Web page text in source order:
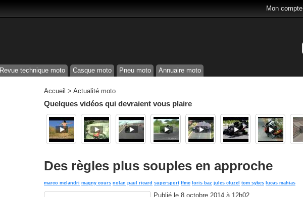
Mon compte
Revue technique moto Casque moto Pneu moto Annuaire moto
Accueil > Actualité moto
Quelques vidéos qui devraient vous plaire
Des règles plus souples en approche
marco melandri magny cours nolan paul ricard supersport ffmc loris baz jules cluzel tom sykes lucas mahias
Publié le 8 octobre 2014 à 12h02